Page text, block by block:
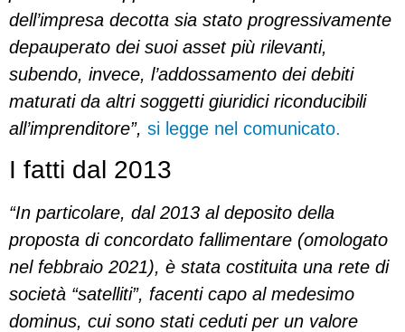
dell’impresa decotta sia stato progressivamente
depauperato dei suoi asset più rilevanti,
subendo, invece, l’addossamento dei debiti
maturati da altri soggetti giuridici riconducibili
all’imprenditore”, si legge nel comunicato.
I fatti dal 2013
“In particolare, dal 2013 al deposito della
proposta di concordato fallimentare (omologato
nel febbraio 2021), è stata costituita una rete di
società “satelliti”, facenti capo al medesimo
dominus, cui sono stati ceduti per un valore